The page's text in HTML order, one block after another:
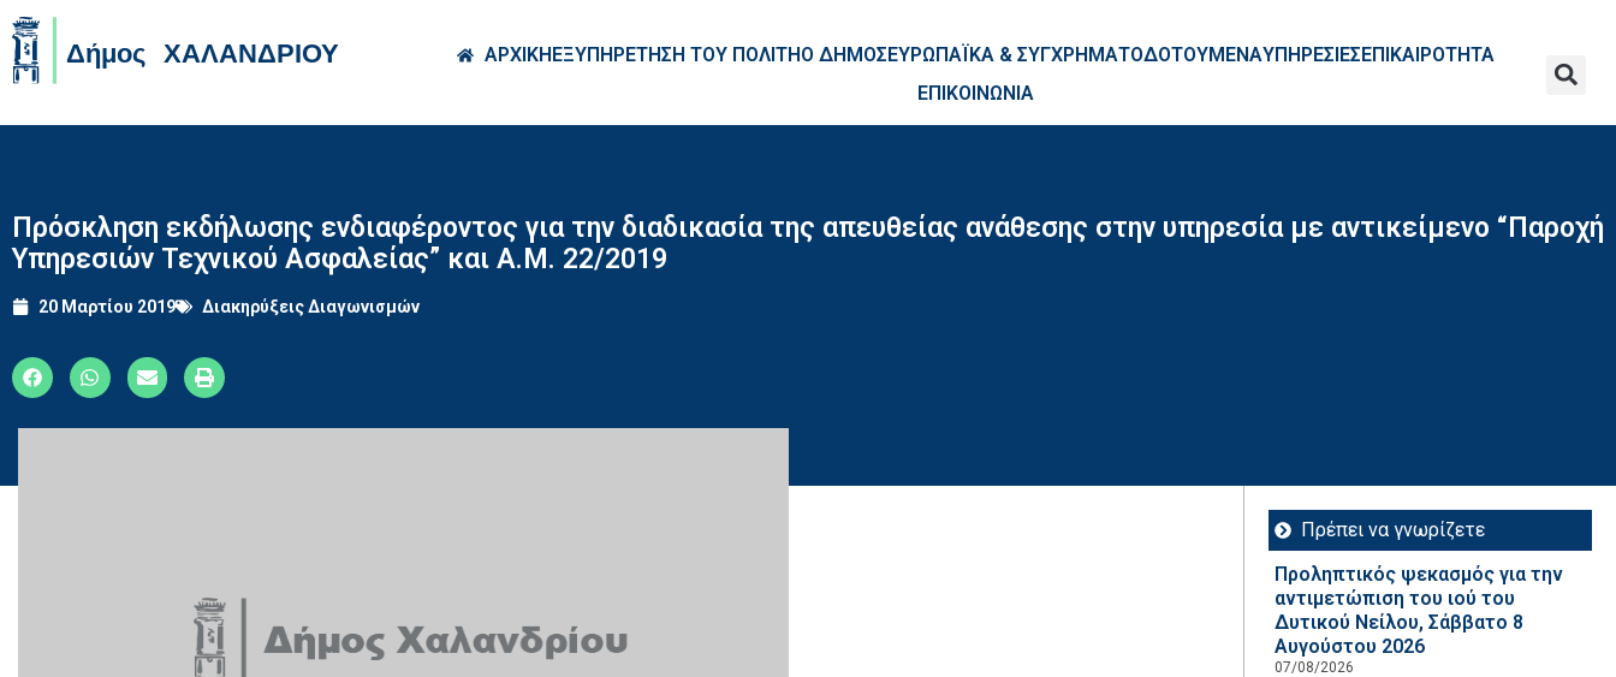
ΑΡΧΙΚΗΕΞΥΠΗΡΕΤΗΣΗ ΤΟΥ ΠΟΛΙΤΗΟ ΔΗΜΟΣΕΥΡΩΠΑΪΚΑ & ΣΥΓΧΡΗΜΑΤΟΔΟΤΟΥΜΕΝΑΥΠΗΡΕΣΙΕΣΕΠΙΚΑΙΡΟΤΗΤΑ
ΕΠΙΚΟΙΝΩΝΙΑ
Πρόσκληση εκδήλωσης ενδιαφέροντος για την διαδικασία της απευθείας ανάθεσης στην υπηρεσία με αντικείμενο “Παροχή
Υπηρεσιών Τεχνικού Ασφαλείας” και Α.Μ. 22/2019
20 Μαρτίου 2019 Διακηρύξεις Διαγωνισμών
Πρέπει να γνωρίζετε
Προληπτικός ψεκασμός για την
αντιμετώπιση του ιού του
Δυτικού Νείλου, Σάββατο 8
Αυγούστου 2026
07/08/2026